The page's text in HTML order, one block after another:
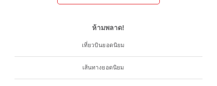
ห้ามพลาด!
เที่ยวบินยอดนิยม
เส้นทางยอดนิยม